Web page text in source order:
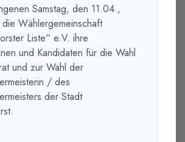
Samstag, den 11.04.,
die Wählergemeinschaft
Liste“ e.V. ihre
und Kandidaten für die Wahl
und zur Wahl der
/ des
der Stadt